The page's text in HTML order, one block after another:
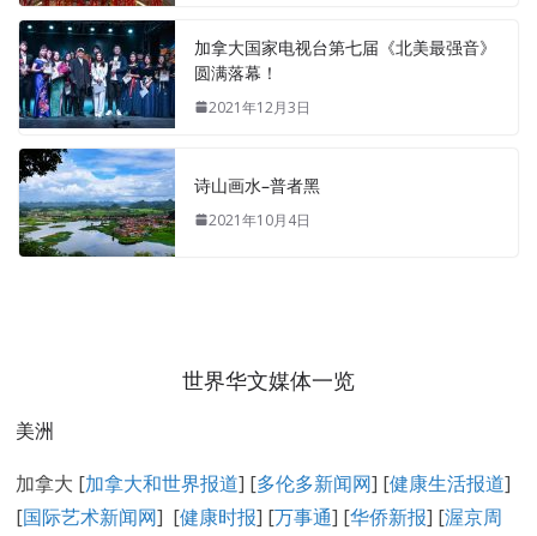
加拿大国家电视台第七届《北美最强音》
圆满落幕！
2021年12月3日
诗山画水–普者黑
2021年10月4日
世界华文媒体一览
美洲
加拿大 [加拿大和世界报道] [多伦多新闻网] [健康生活报道]
[国际艺术新闻网] [健康时报] [万事通] [华侨新报] [渥京周